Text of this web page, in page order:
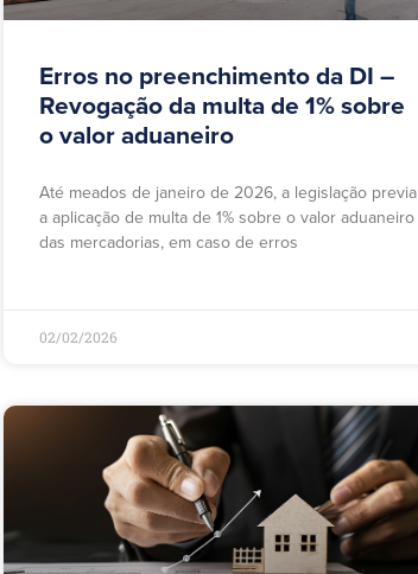
Erros no preenchimento da DI –
Revogação da multa de 1% sobre
o valor aduaneiro
Até meados de janeiro de 2026, a legislação previa
a aplicação de multa de 1% sobre o valor aduaneiro
das mercadorias, em caso de erros
02/02/2026